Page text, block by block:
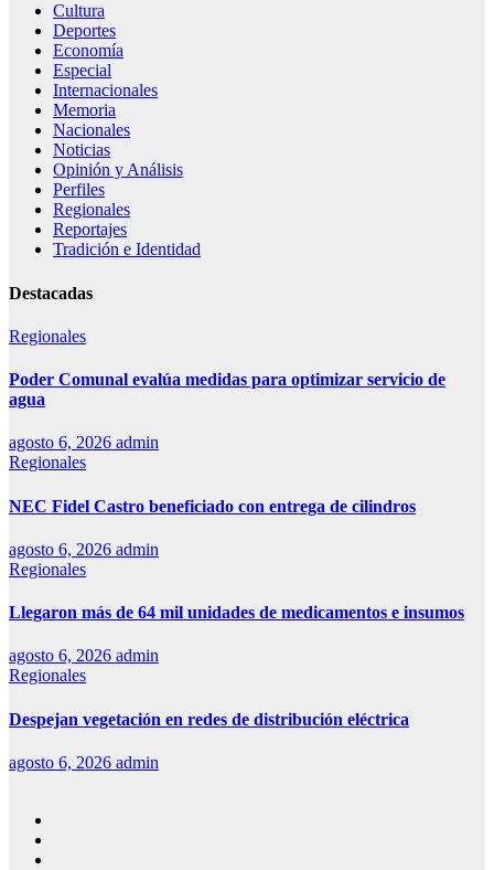
Cultura
Deportes
Economía
Especial
Internacionales
Memoria
Nacionales
Noticias
Opinión y Análisis
Perfiles
Regionales
Reportajes
Tradición e Identidad
Destacadas
Regionales
Poder Comunal evalúa medidas para optimizar servicio de
agua
agosto 6, 2026 admin
Regionales
NEC Fidel Castro beneficiado con entrega de cilindros
agosto 6, 2026 admin
Regionales
Llegaron más de 64 mil unidades de medicamentos e insumos
agosto 6, 2026 admin
Regionales
Despejan vegetación en redes de distribución eléctrica
agosto 6, 2026 admin